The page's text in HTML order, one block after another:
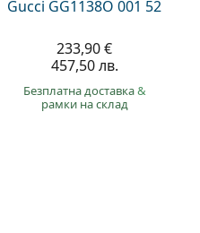
Gucci GG1138O 001 52
233,90 €
457,50 лв.
Безплатна доставка&
рамки на склад